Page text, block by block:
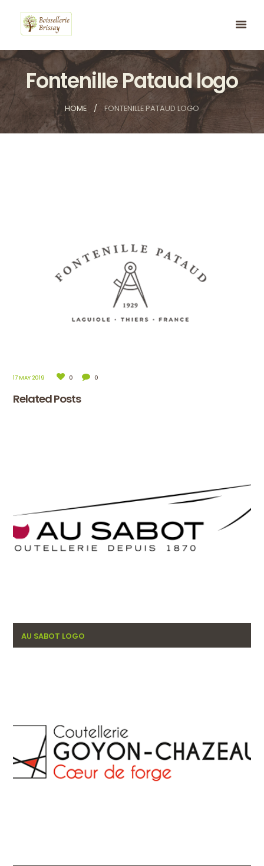
Fontenille Pataud logo
HOME FONTENILLE PATAUD LOGO
17 MAY 2019 0 0
Related Posts
AU SABOT LOGO